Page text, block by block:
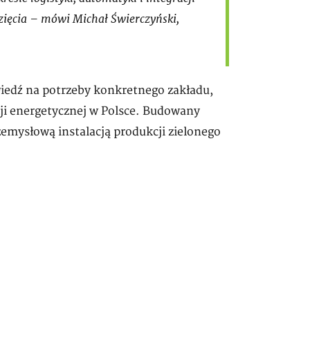
– mówi Michał Świerczyński,
na potrzeby konkretnego zakładu,
w Polsce. Budowany
instalacją produkcji zielonego